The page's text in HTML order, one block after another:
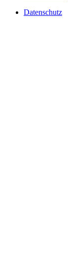
Datenschutz